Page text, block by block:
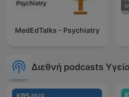
MedEdTalks - Psychiatry
Διεθνή podcasts